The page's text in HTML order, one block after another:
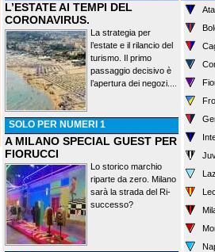
L’ESTATE AI TEMPI DEL
CORONAVIRUS.
La strategia per
l’estate e il rilancio del
turismo. Il primo
passaggio decisivo è
l’apertura dei negozi....
SOLO PER NUMERI 1
A MILANO SPECIAL GUEST PER
FIORUCCI
Lo storico marchio
riparte da zero. Milano
sarà la strada del Ri-
successo?